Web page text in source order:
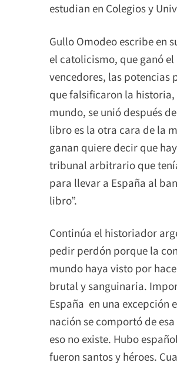
estudian en Colegios y
Gullo Omodeo escribe en
el catolicismo, que ganó
vencedores, las potencias
que falsificaron la
mundo, se unió después
libro es la otra cara de la
ganan quiere decir que
tribunal arbitrario que
para llevar a España al
libro”.
Continúa el historiador
pedir perdón porque la
mundo haya visto por
brutal y sanguinaria.
España en una excepción
nación se comportó de
eso no existe. Hubo
fueron santos y héroes.